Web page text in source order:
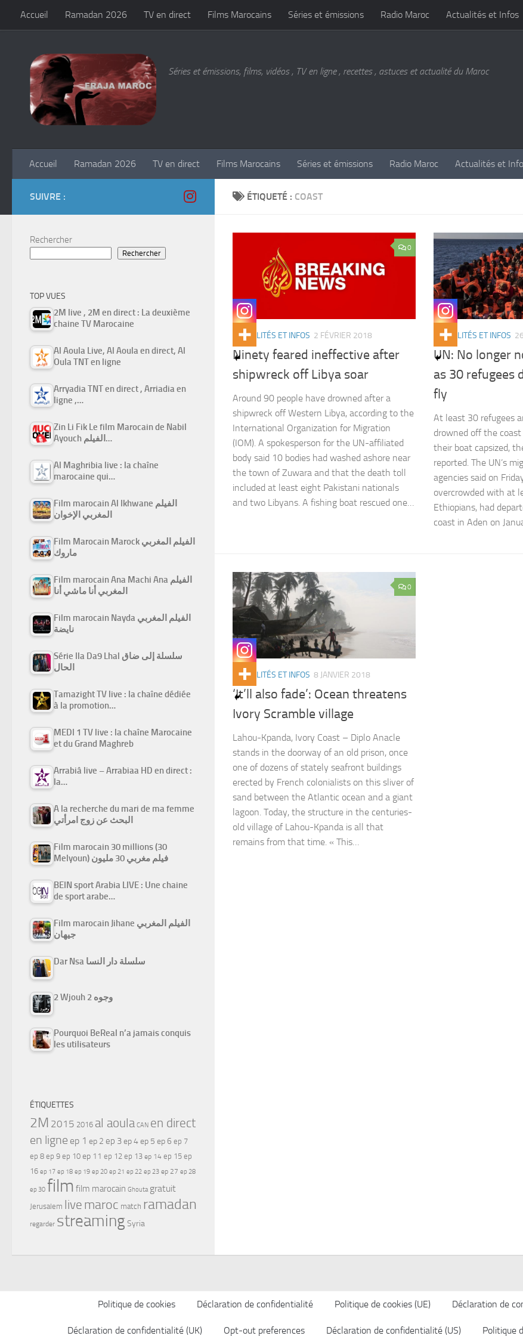
Skip to content
Accueil Ramadan 2026 TV en direct Films Marocains Séries et émissions Radio Maroc Actualités et Infos
Séries et émissions, films, vidéos , TV en ligne , recettes , astuces et actualité du Maroc
Accueil Ramadan 2026 TV en direct Films Marocains Séries et émissions Radio Maroc Actualités et
ÉTIQUETÉ : COAST
0
ACTUALITÉS ET INFOS 2 FÉVRIER 2018
Ninety feared ineffective after
shipwreck off Libya soar
Around 90 people have drowned after a
shipwreck off Western Libya, according to the
International Organization for Migration
(IOM). A spokesperson for the UN-affiliated
body said 10 bodies had washed ashore near
the town of Zuwara and that the death toll
included at least eight Pakistani nationals
and two Libyans. A fishing boat rescued one…
ACTUALITÉS ET INFOS
UN: No longer
as 30 refugees
fly
At least 30 refugees
drowned off the
their boat capsized,
reported. The UN’s
agencies said on
overcrowded with at
Ethiopians, had
coast in Aden on
0
ACTUALITÉS ET INFOS 8 JANVIER 2018
‘It’ll also fade’: Ocean threatens
Ivory Scramble village
Lahou-Kpanda, Ivory Coast – Diplo Anacle
stands in the doorway of an old prison, once
one of dozens of stately seafront buildings
erected by French colonialists on this sliver of
sand between the Atlantic ocean and a giant
lagoon. Today, the structure in the centuries-
old village of Lahou-Kpanda is all that
remains from that time. « This…
SUIVRE :
Rechercher
Rechercher
TOP VUES
2M live , 2M en direct : La deuxième
chaine TV Marocaine
Al Aoula Live, Al Aoula en direct, Al
Oula TNT en ligne
Arryadia TNT en direct , Arriadia en
ligne ,…
Zin Li Fik Le film Marocain de Nabil
Ayouch الفيلم…
Al Maghribia live : la chaîne
marocaine qui…
Film marocain Al Ikhwane الفيلم
المغربي الإخوان
Film Marocain Marock الفيلم المغربي
ماروك
Film marocain Ana Machi Ana الفيلم
المغربي أنا ماشي أنا
Film marocain Nayda الفيلم المغربي
نايضة
Série Ila Da9 Lhal سلسلة إلى ضاق
الحال
Tamazight TV live : la chaîne dédiée
à la promotion…
MEDI 1 TV live : la chaîne Marocaine
et du Grand Maghreb
Arrabiâ live – Arrabiaa HD en direct :
la…
A la recherche du mari de ma femme
البحث عن زوج امرأتي
Film marocain 30 millions (30
Melyoun) فيلم مغربي 30 مليون
BEIN sport Arabia LIVE : Une chaine
de sport arabe…
Film marocain Jihane الفيلم المغربي
جيهان
Dar Nsa سلسلة دار النسا
2 Wjouh 2 وجوه
Pourquoi BeReal n’a jamais conquis
les utilisateurs
ÉTIQUETTES
2M 2015 2016 al aoula CAN en direct
en ligne ep 1 ep 2 ep 3ep 4ep 5 ep 6 ep 7
ep 8 ep 9 ep 10 ep 11 ep 12 ep 13 ep 14 ep 15 ep
16 ep 17 ep 18 ep 19 ep 20 ep 21 ep 22 ep 23 ep 27 ep 28
ep 30 film film marocain Ghouta gratuit
Jerusalem live maroc match ramadan
regarder streamingSyria
Politique de cookies Déclaration de confidentialité Politique de cookies (UE) Déclaration de
Déclaration de confidentialité (UK) Opt-out preferences Déclaration de confidentialité (US) Politique